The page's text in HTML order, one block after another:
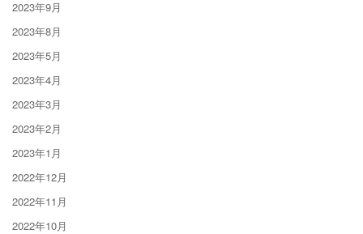
2023年9月
2023年8月
2023年5月
2023年4月
2023年3月
2023年2月
2023年1月
2022年12月
2022年11月
2022年10月